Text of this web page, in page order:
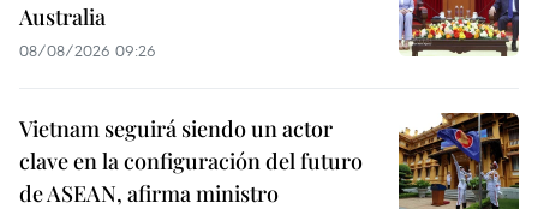
Australia
08/08/2026 09:26
Vietnam seguirá siendo un actor
clave en la configuración del futuro
de ASEAN, afirma ministro